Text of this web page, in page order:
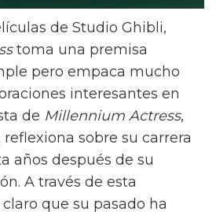
de Studio Ghibli,
toma una premisa
pero empaca mucho
interesantes en
de Millennium Actress,
sobre su carrera
años después de su
A través de esta
que su pasado ha